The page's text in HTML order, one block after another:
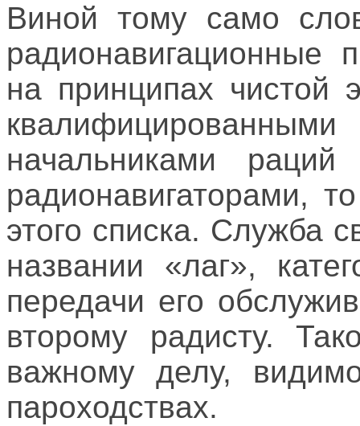
Виной тому само
радионавигационные
на принципах чистой
начальниками
радионавигаторами,
этого списка. Служба
названии «лаг»,
передачи его
второму радисту.
важному делу,
пароходствах.